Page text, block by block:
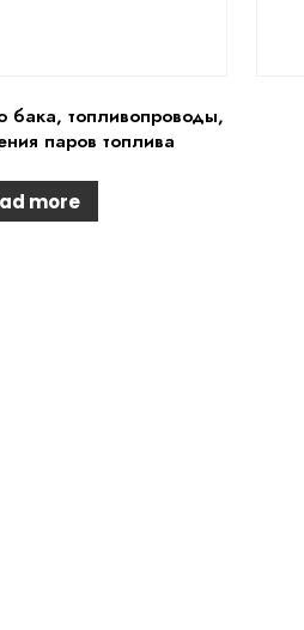
бака, топливопроводы,
паров топлива
more